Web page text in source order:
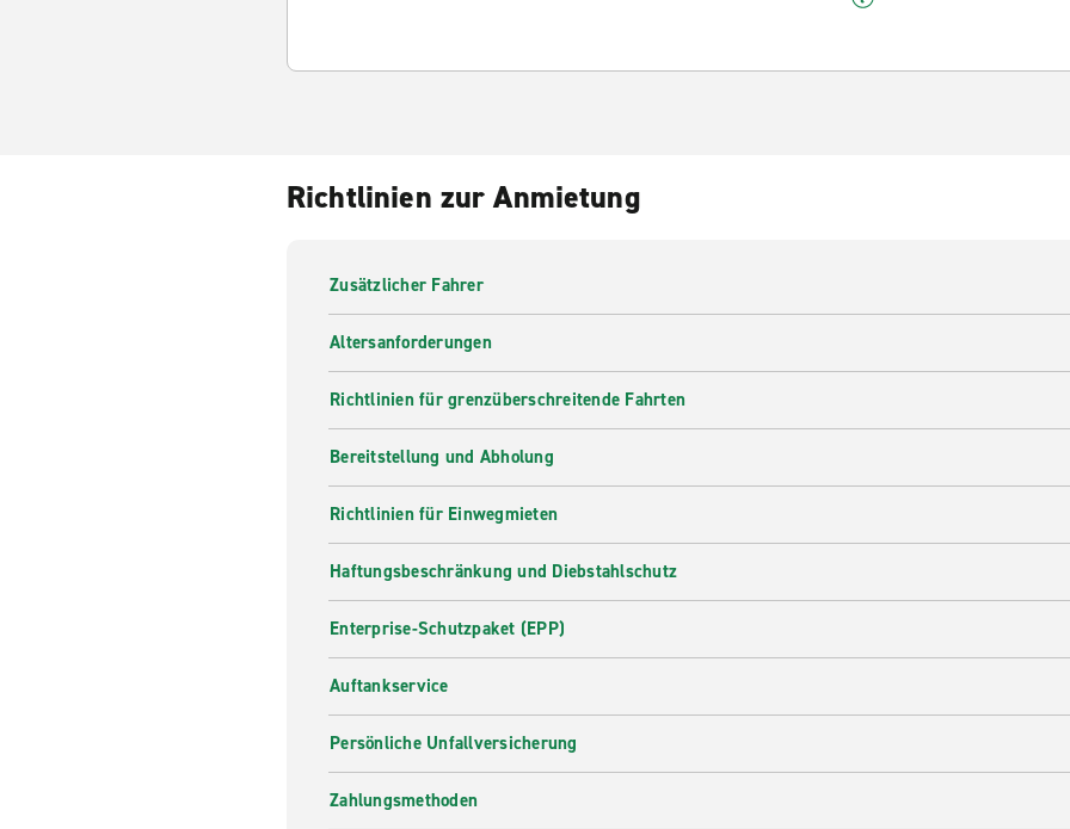
Richtlinien zur Anmietung
Zusätzlicher Fahrer
Altersanforderungen
Richtlinien für grenzüberschreitende Fahrten
Bereitstellung und Abholung
Richtlinien für Einwegmieten
Haftungsbeschränkung und Diebstahlschutz
Enterprise-Schutzpaket (EPP)
Auftankservice
Persönliche Unfallversicherung
Zahlungsmethoden